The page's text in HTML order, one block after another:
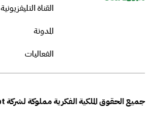
القناة التليفزيونية
المدونة
الفعاليات
جميع الحقوق الملكية الفكرية مملوكة لشركة csregypt